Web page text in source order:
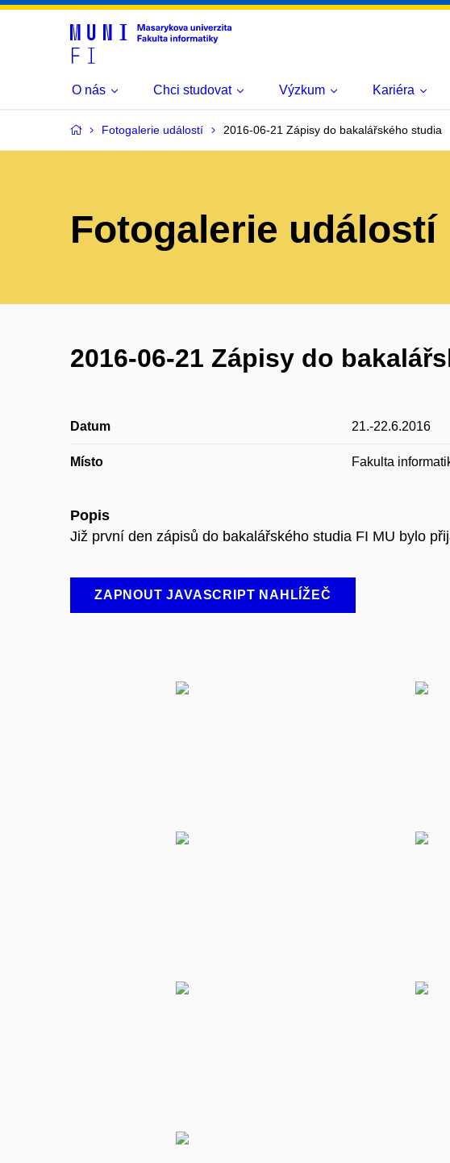
O nás Chci studovat Výzkum Kariéra
Fotogalerie událostí 2016-06-21 Zápisy do bakalářského studia
Fotogalerie událostí
2016-06-21 Zápisy do
Datum 21.-22.6.2016
Místo Fakulta
Popis
Již první den zápisů do bakalářského studia FI MU bylo
ZAPNOUT JAVASCRIPT NAHLÍŽEČ